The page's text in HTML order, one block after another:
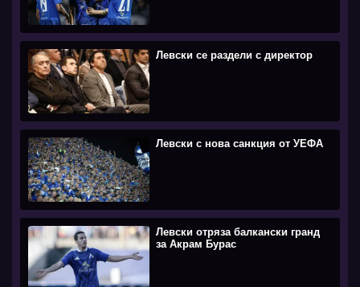
Левски се раздели с директор
Левски с нова санкция от УЕФА
Левски отряза балкански гранд
за Акрам Бурас